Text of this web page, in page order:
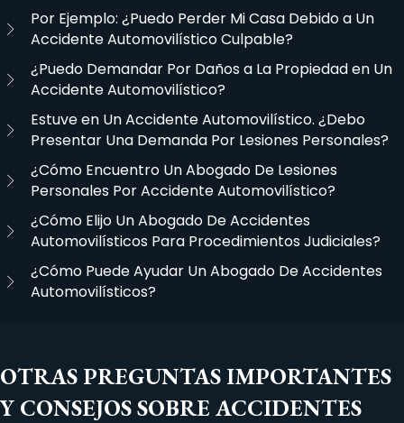
Por Ejemplo: ¿Puedo Perder Mi Casa Debido a Un
Accidente Automovilístico Culpable?
¿Puedo Demandar Por Daños a La Propiedad en Un
Accidente Automovilístico?
Estuve en Un Accidente Automovilístico. ¿Debo
Presentar Una Demanda Por Lesiones Personales?
¿Cómo Encuentro Un Abogado De Lesiones
Personales Por Accidente Automovilístico?
¿Cómo Elijo Un Abogado De Accidentes
Automovilísticos Para Procedimientos Judiciales?
¿Cómo Puede Ayudar Un Abogado De Accidentes
Automovilísticos?
OTRAS PREGUNTAS IMPORTANTES
Y CONSEJOS SOBRE ACCIDENTES